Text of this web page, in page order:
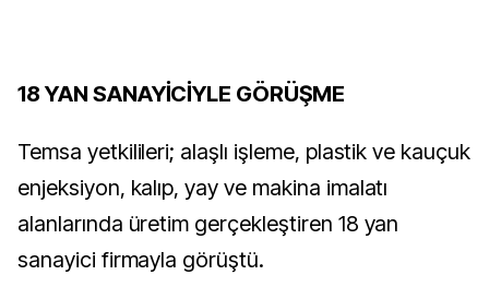
18 YAN SANAYİCİYLE GÖRÜŞME
Temsa yetkilileri; alaşlı işleme, plastik ve kauçuk
enjeksiyon, kalıp, yay ve makina imalatı
alanlarında üretim gerçekleştiren 18 yan
sanayici firmayla görüştü.